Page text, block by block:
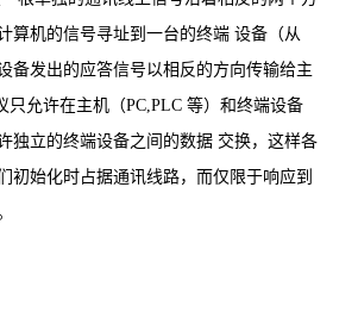
算机的信号寻址到一台的终端设备（从
备发出的应答信号以相反的方向传输给主
只允许在主机（PC,PLC等）和终端设备
独立的终端设备之间的数据 交换，这样各
初始化时占据通讯线路，而仅限于响应到